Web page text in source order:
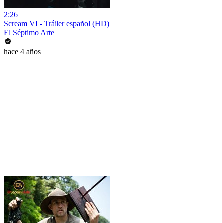
2:26
Scream VI - Tráiler español (HD)
El Séptimo Arte
hace 4 años